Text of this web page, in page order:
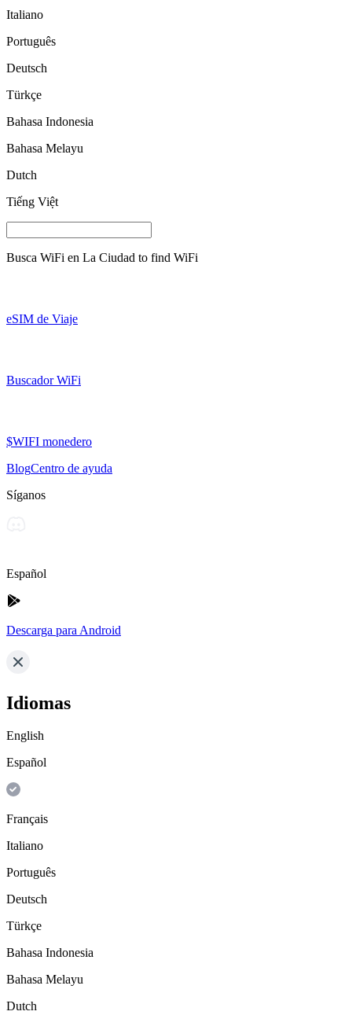
Italiano
Português
Deutsch
Türkçe
Bahasa Indonesia
Bahasa Melayu
Dutch
Tiếng Việt
Busca WiFi en La Ciudad to find WiFi
eSIM de Viaje
Buscador WiFi
$WIFI monedero
BlogCentro de ayuda
Síganos
Español
Descarga para Android
Idiomas
English
Español
Français
Italiano
Português
Deutsch
Türkçe
Bahasa Indonesia
Bahasa Melayu
Dutch